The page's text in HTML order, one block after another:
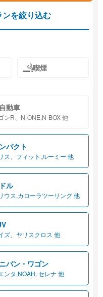
ンを絞り込む
喫煙
動車
ンR、N-ONE,N-BOX 他
パクト
ス、フィット,ルーミー 他
ル
ウス,カローラツーリング 他
ズ、ヤリスクロス 他
バン・ワゴン
ンタ,NOAH, セレナ 他